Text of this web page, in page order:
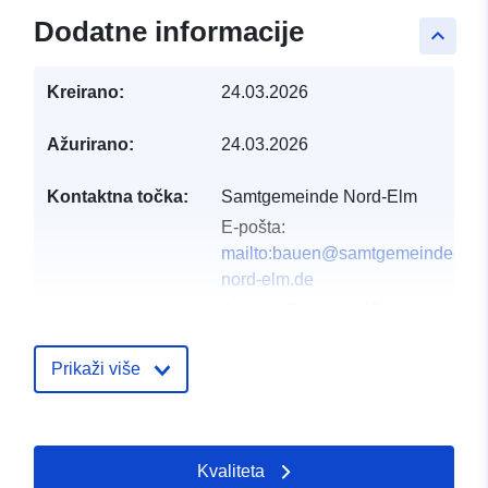
keyboard_arrow_up
Dodatne informacije
Kreirano: 24.03.2026
Ažurirano: 24.03.2026
Kontaktna točka:
Samtgemeinde Nord-Elm
E-pošta:
mailto:bauen@samtgemeinde-
nord-elm.de
nord-elm.de/
Prikaži više
Kvaliteta